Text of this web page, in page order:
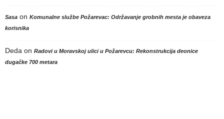
Sasa on Komunalne službe Požarevac: Održavanje grobnih mesta je obaveza
korisnika
Deda on Radovi u Moravskoj ulici u Požarevcu: Rekonstrukcija deonice
dugačke 700 metara